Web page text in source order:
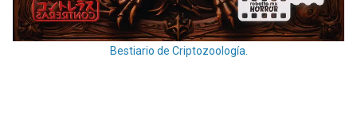
Bestiario de Criptozoología.